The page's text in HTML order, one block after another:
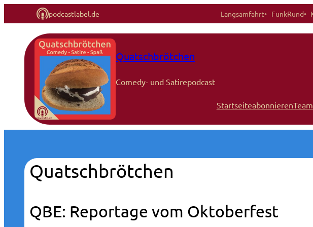
podcastlabel.de Langsamfahrt FunkRund
Quatschbrötchen
Comedy- und Satirepodcast
StartseiteabonnierenTeam
Quatschbrötchen
QBE: Reportage vom Oktoberfest